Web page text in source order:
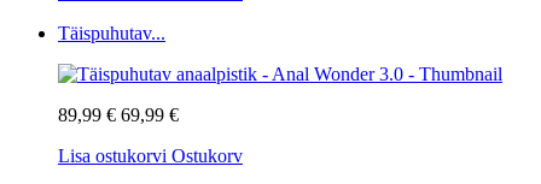
Täispuhutav...
89,99 € 69,99 €
Lisa ostukorvi Ostukorv